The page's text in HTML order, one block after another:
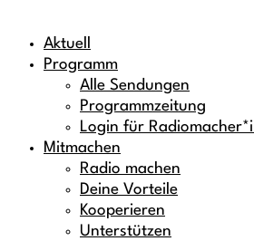
Aktuell
Programm
Alle Sendungen
Programmzeitung
Login für
Mitmachen
Radio machen
Deine Vorteile
Kooperieren
Unterstützen